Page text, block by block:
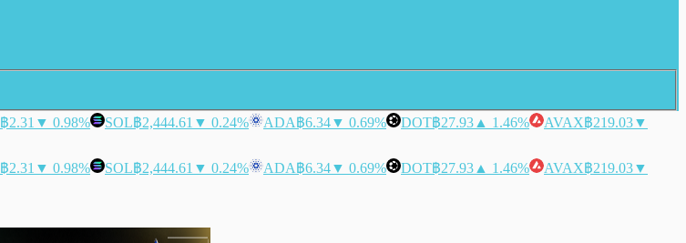
฿2.31 ▼ 0.98% SOL฿2,444.61 ▼ 0.24% ADA฿6.34▼ 0.69% DOT฿27.93 ▲ 1.46% AVAX฿219.03▼
฿2.31 ▼ 0.98% SOL฿2,444.61 ▼ 0.24% ADA฿6.34▼ 0.69% DOT฿27.93 ▲ 1.46% AVAX฿219.03▼